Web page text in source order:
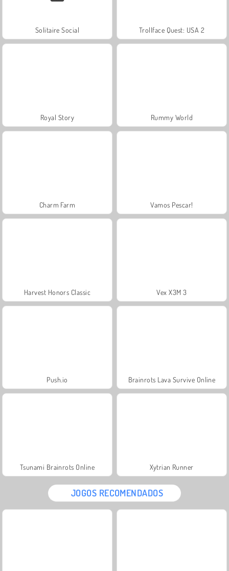
Solitaire Social Trollface Quest: USA 2
Royal Story Rummy World
Charm Farm Vamos Pescar!
Harvest Honors Classic Vex X3M 3
Push.io Brainrots Lava Survive Online
Tsunami Brainrots Online Xytrian Runner
JOGOS RECOMENDADOS